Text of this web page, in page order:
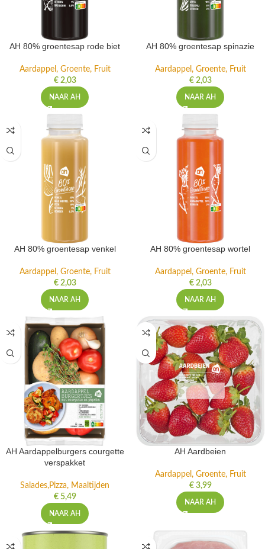
AH 80% groentesap rode biet
Aardappel, Groente, Fruit
€2,03
NAAR AH
AH 80% groentesap spinazie
Aardappel, Groente, Fruit
€2,03
NAAR AH
AH 80% groentesap venkel
Aardappel, Groente, Fruit
€2,03
NAAR AH
AH 80% groentesap wortel
Aardappel, Groente, Fruit
€2,03
NAAR AH
AH Aardappelburgers courgette
verspakket
Salades,Pizza, Maaltijden
€5,49
NAAR AH
AH Aardbeien
Aardappel, Groente, Fruit
€3,99
NAAR AH